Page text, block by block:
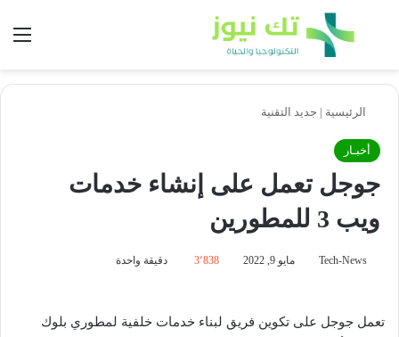
بحث عن
الرئيسية | جديد التقنية
أخبـار
جوجل تعمل على إنشاء خدمات
ويب 3 للمطورين
Tech-News مايو 9, 2022 3٬838 دقيقة واحدة
تعمل جوجل على تكوين فريق لبناء خدمات خلفية لمطوري بلوك